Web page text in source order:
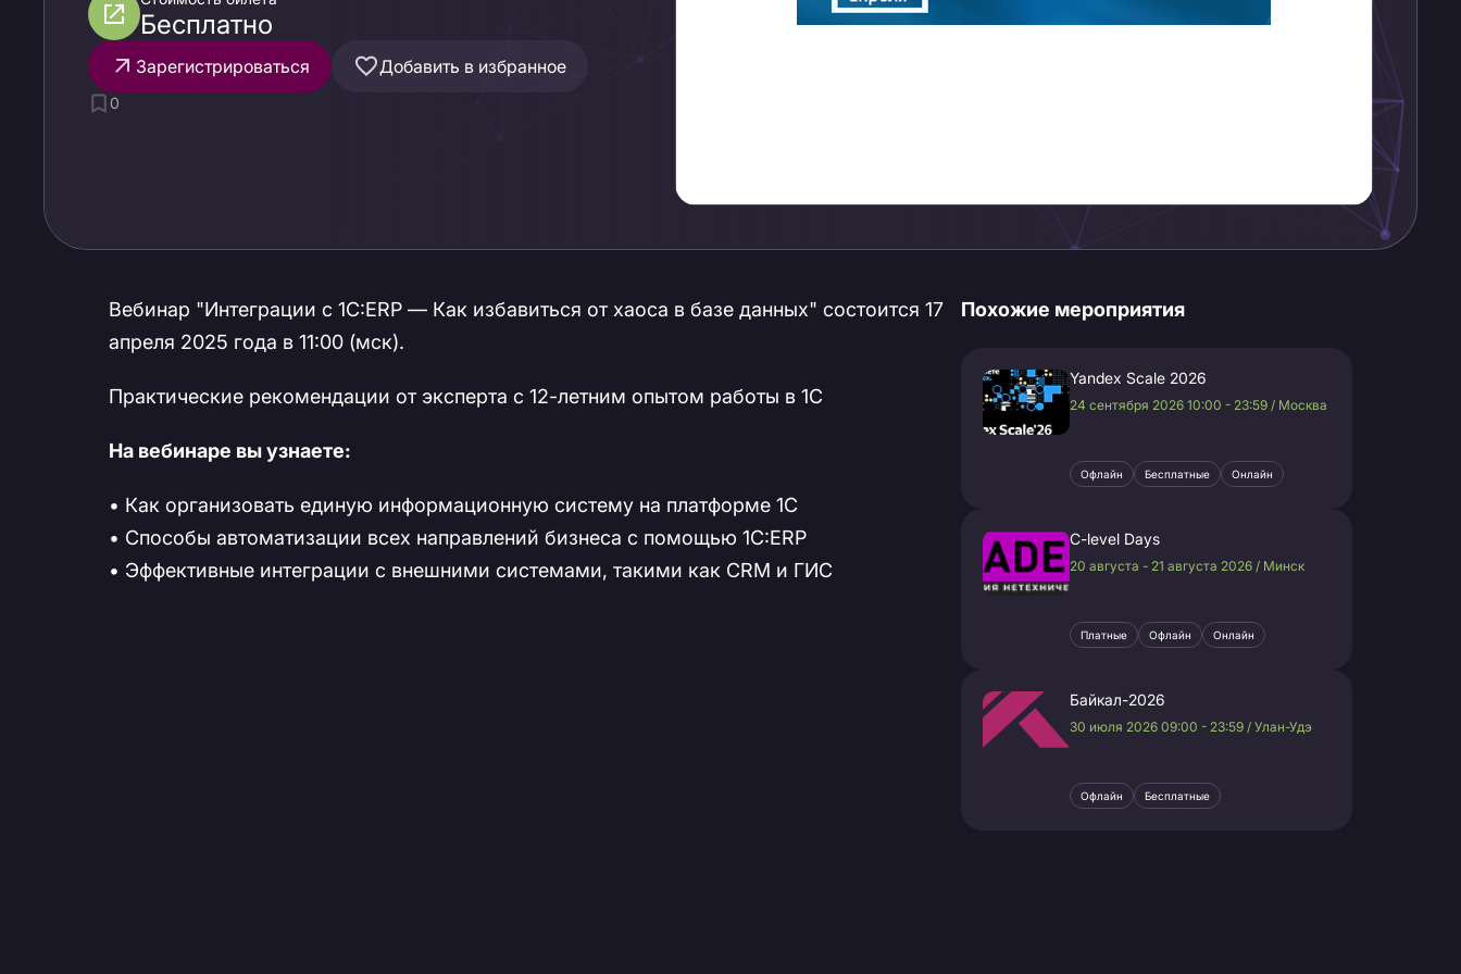
Бесплатно
Зарегистрироваться Добавить в избранное
0
Вебинар "Интеграции с 1С:ERP — Как избавиться от хаоса в базе данных" состоится 17
апреля 2025 года в 11:00 (мск).
Практические рекомендации от эксперта с 12-летним опытом работы в 1С
На вебинаре вы узнаете:
• Как организовать единую информационную систему на платформе 1С
• Способы автоматизации всех направлений бизнеса с помощью 1С:ERP
• Эффективные интеграции с внешними системами, такими как CRM и ГИС
Похожие мероприятия
Yandex Scale 2026
24 сентября 2026 10:00 - 23:59 / Москва
Офлайн Бесплатные Онлайн
C-level Days
20 августа - 21 августа 2026 / Минск
Платные Офлайн Онлайн
Байкал-2026
30 июля 2026 09:00 - 23:59 / Улан-Удэ
Офлайн Бесплатные